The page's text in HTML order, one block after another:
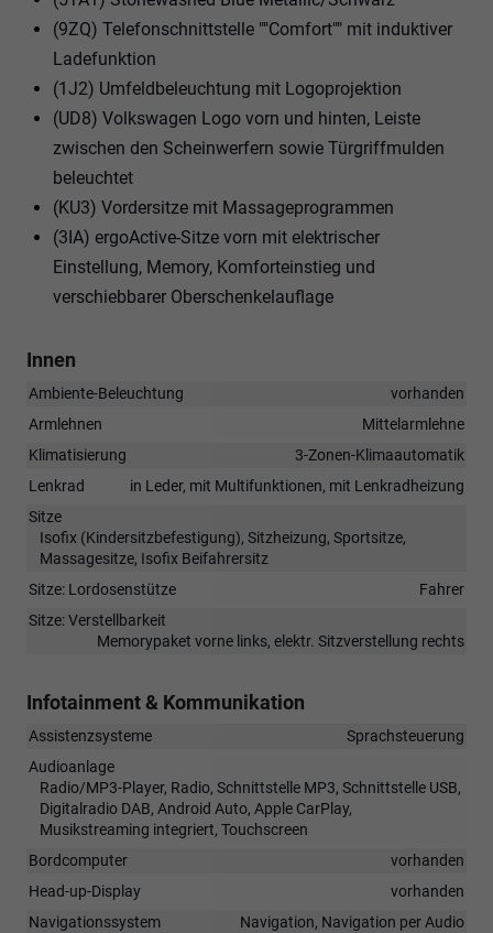
(9ZQ) Telefonschnittstelle ""Comfort"" mit induktiver
Ladefunktion
(1J2) Umfeldbeleuchtung mit Logoprojektion
(UD8) Volkswagen Logo vorn und hinten, Leiste
zwischen den Scheinwerfern sowie Türgriffmulden
beleuchtet
(KU3) Vordersitze mit Massageprogrammen
(3IA) ergoActive-Sitze vorn mit elektrischer
Einstellung, Memory, Komforteinstieg und
verschiebbarer Oberschenkelauflage
Innen
Ambiente-Beleuchtung
vorhanden
Armlehnen
Mittelarmlehne
Klimatisierung
3-Zonen-Klimaautomatik
Lenkrad
in Leder, mit Multifunktionen, mit Lenkradheizung
Sitze
Isofix (Kindersitzbefestigung), Sitzheizung, Sportsitze,
Massagesitze, Isofix Beifahrersitz
Sitze: Lordosenstütze
Fahrer
Sitze: Verstellbarkeit
Memorypaket vorne links, elektr. Sitzverstellung rechts
Infotainment & Kommunikation
Assistenzsysteme
Sprachsteuerung
Audioanlage
Radio/MP3-Player, Radio, Schnittstelle MP3, Schnittstelle USB,
Digitalradio DAB, Android Auto, Apple CarPlay,
Musikstreaming integriert, Touchscreen
Bordcomputer
vorhanden
Head-up-Display
vorhanden
Navigationssystem
Navigation, Navigation per Audio